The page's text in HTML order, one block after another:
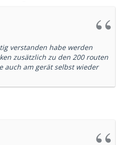
ist dieser Fehler behoben,
download_details.jsp?
track-archiving.html
verstanden habe werden
zusätzlich zu den 200 routen
auch am gerät selbst wieder